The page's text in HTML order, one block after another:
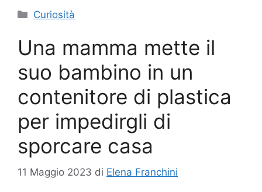
Categorie
Curiosità
Una mamma mette il
suo bambino in un
contenitore di plastica
per impedirgli di
sporcare casa
11 Maggio 2023 di Elena Franchini